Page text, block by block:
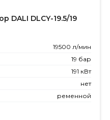
DALI DLCY-19.5/19
19500 л/мин
19 бар
191 кВт
нет
ременной